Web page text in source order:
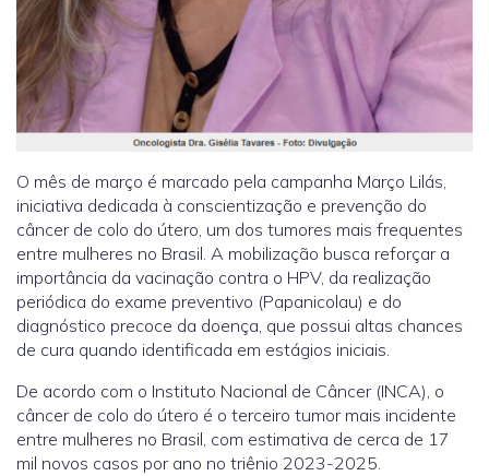
O mês de março é marcado pela campanha Março Lilás,
iniciativa dedicada à conscientização e prevenção do
câncer de colo do útero, um dos tumores mais frequentes
entre mulheres no Brasil. A mobilização busca reforçar a
importância da vacinação contra o HPV, da realização
periódica do exame preventivo (Papanicolau) e do
diagnóstico precoce da doença, que possui altas chances
de cura quando identificada em estágios iniciais.
De acordo com o Instituto Nacional de Câncer (INCA), o
câncer de colo do útero é o terceiro tumor mais incidente
entre mulheres no Brasil, com estimativa de cerca de 17
mil novos casos por ano no triênio 2023-2025.